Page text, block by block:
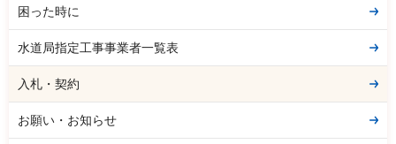
困った時に
水道局指定工事事業者一覧表
入札・契約
お願い・お知らせ